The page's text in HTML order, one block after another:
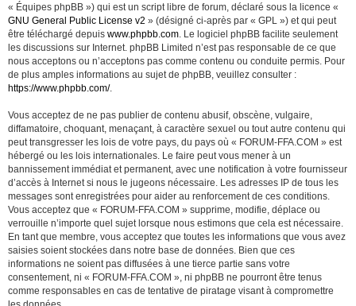
« Équipes phpBB ») qui est un script libre de forum, déclaré sous la licence «
GNU General Public License v2 » (désigné ci-après par « GPL ») et qui peut
être téléchargé depuis www.phpbb.com . Le logiciel phpBB facilite seulement
les discussions sur Internet. phpBB Limited n’est pas responsable de ce que
nous acceptons ou n’acceptons pas comme contenu ou conduite permis. Pour
de plus amples informations au sujet de phpBB, veuillez consulter :
https://www.phpbb.com/.
Vous acceptez de ne pas publier de contenu abusif, obscène, vulgaire,
diffamatoire, choquant, menaçant, à caractère sexuel ou tout autre contenu qui
peut transgresser les lois de votre pays, du pays où « FORUM-FFA.COM » est
hébergé ou les lois internationales. Le faire peut vous mener à un
bannissement immédiat et permanent, avec une notification à votre fournisseur
d’accès à Internet si nous le jugeons nécessaire. Les adresses IP de tous les
messages sont enregistrées pour aider au renforcement de ces conditions.
Vous acceptez que « FORUM-FFA.COM » supprime, modifie, déplace ou
verrouille n’importe quel sujet lorsque nous estimons que cela est nécessaire.
En tant que membre, vous acceptez que toutes les informations que vous avez
saisies soient stockées dans notre base de données. Bien que ces
informations ne soient pas diffusées à une tierce partie sans votre
consentement, ni « FORUM-FFA.COM », ni phpBB ne pourront être tenus
comme responsables en cas de tentative de piratage visant à compromettre